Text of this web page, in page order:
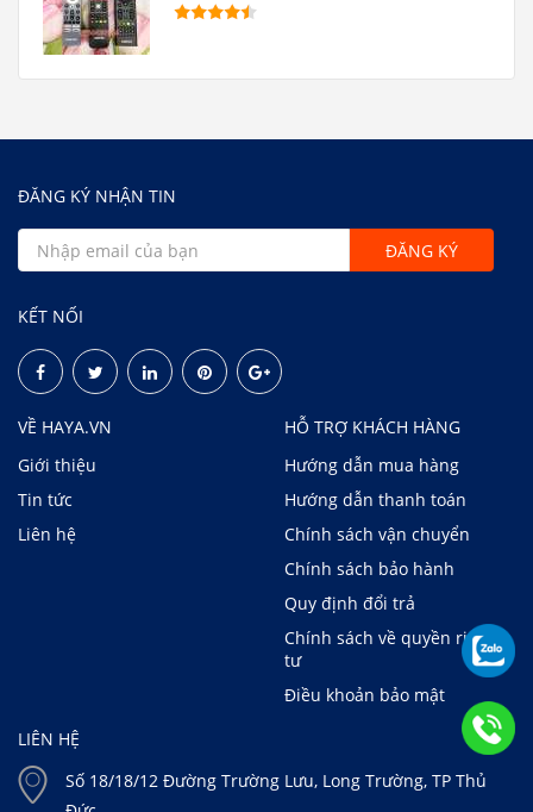
ĐĂNG KÝ NHẬN TIN
KẾT NỐI
VỀ HAYA.VN
Giới thiệu
Tin tức
Liên hệ
HỖ TRỢ KHÁCH HÀNG
Hướng dẫn mua hàng
Hướng dẫn thanh toán
Chính sách vận chuyển
Chính sách bảo hành
Quy định đổi trả
Chính sách về quyền riêng
tư
Điều khoản bảo mật
LIÊN HỆ
Số 18/18/12 Đường Trường Lưu, Long Trường, TP Thủ